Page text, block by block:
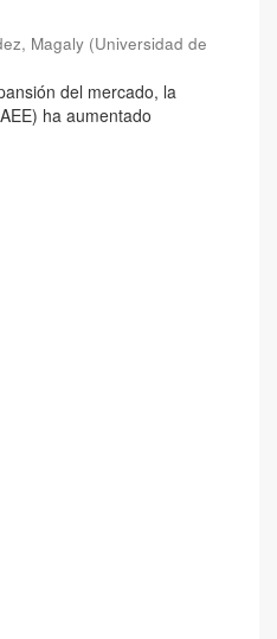
Magaly (Universidad de
del mercado, la
ha aumentado